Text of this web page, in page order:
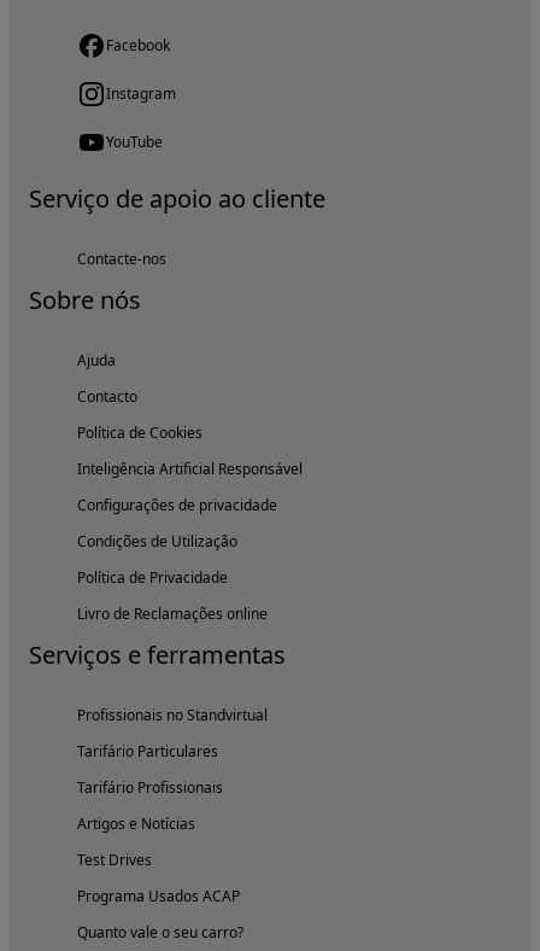
Facebook
Instagram
YouTube
Serviço de apoio ao cliente
Contacte-nos
Sobre nós
Ajuda
Contacto
Política de Cookies
Inteligência Artificial Responsável
Configurações de privacidade
Condições de Utilização
Política de Privacidade
Livro de Reclamações online
Serviços e ferramentas
Profissionais no Standvirtual
Tarifário Particulares
Tarifário Profissionais
Artigos e Notícias
Test Drives
Programa Usados ACAP
Quanto vale o seu carro?